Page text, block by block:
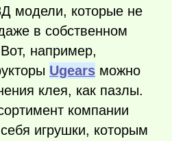
модели, которые не
в собственном
например,
Ugears можно
клея, как пазлы.
компании
игрушки, которым